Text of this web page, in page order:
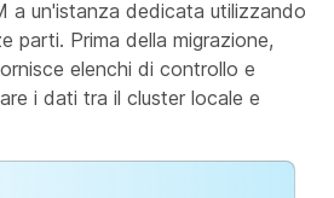
a un'istanza dedicata utilizzando
parti. Prima della migrazione,
elenchi di controllo e
i dati tra il cluster locale e